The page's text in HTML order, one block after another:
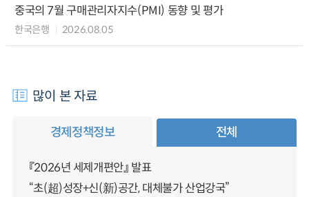
중국의 7월 구매관리자지수(PMI) 동향 및 평가
한국은행 2026.08.05
많이 본 자료
경제정책정보 전체
『2026년 세제개편안』 발표
“초(超)성장+신(新)공간, 대체불가 산업강국”